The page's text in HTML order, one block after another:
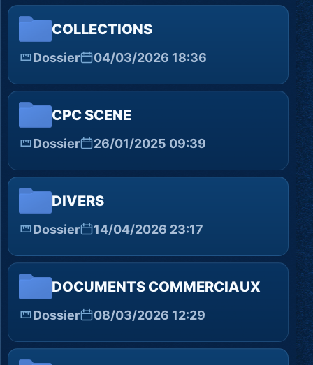
COLLECTIONS
Dossier 04/03/2026 18:36
CPC SCENE
Dossier 26/01/2025 09:39
DIVERS
Dossier 14/04/2026 23:17
DOCUMENTS COMMERCIAUX
Dossier 08/03/2026 12:29